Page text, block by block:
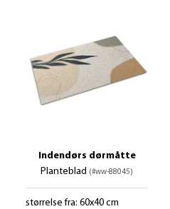
Indendørs dørmåtte
Planteblad (#ww-88045)
størrelse fra: 60x40 cm